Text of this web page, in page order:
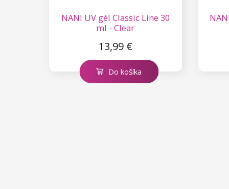
NANI UV gél Classic Line 30
ml - Clear
13,99 €
Do košíka